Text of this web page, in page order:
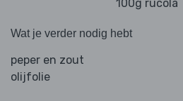
100g rucola
Wat je verder nodig hebt
peper en zout
olijfolie